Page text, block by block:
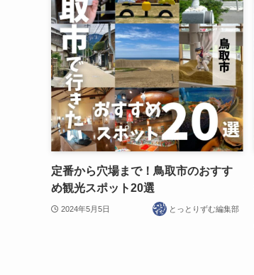
定番から穴場まで！鳥取市のおすす
め観光スポット20選
2024年5月5日 とっとりずむ編集部